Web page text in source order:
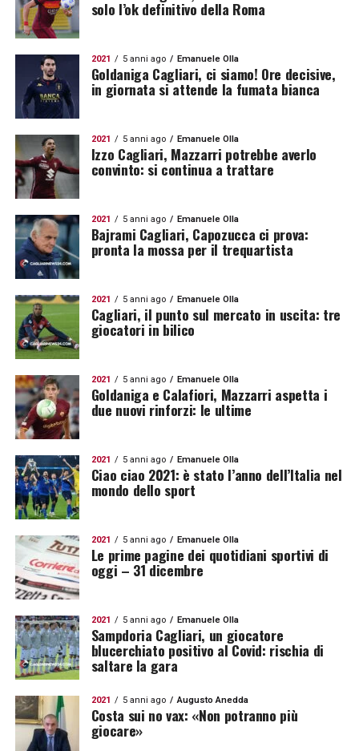
solo l’ok definitivo della Roma
2021 5 anni ago Emanuele Olla
Goldaniga Cagliari, ci siamo! Ore decisive,
in giornata si attende la fumata bianca
2021 5 anni ago Emanuele Olla
Izzo Cagliari, Mazzarri potrebbe averlo
convinto: si continua a trattare
2021 5 anni ago Emanuele Olla
Bajrami Cagliari, Capozucca ci prova:
pronta la mossa per il trequartista
2021 5 anni ago Emanuele Olla
Cagliari, il punto sul mercato in uscita: tre
giocatori in bilico
2021 5 anni ago Emanuele Olla
Goldaniga e Calafiori, Mazzarri aspetta i
due nuovi rinforzi: le ultime
2021 5 anni ago Emanuele Olla
Ciao ciao 2021: è stato l’anno dell’Italia nel
mondo dello sport
2021 5 anni ago Emanuele Olla
Le prime pagine dei quotidiani sportivi di
oggi – 31 dicembre
2021 5 anni ago Emanuele Olla
Sampdoria Cagliari, un giocatore
blucerchiato positivo al Covid: rischia di
saltare la gara
2021 5 anni ago Augusto Anedda
Costa sui no vax: «Non potranno più
giocare»